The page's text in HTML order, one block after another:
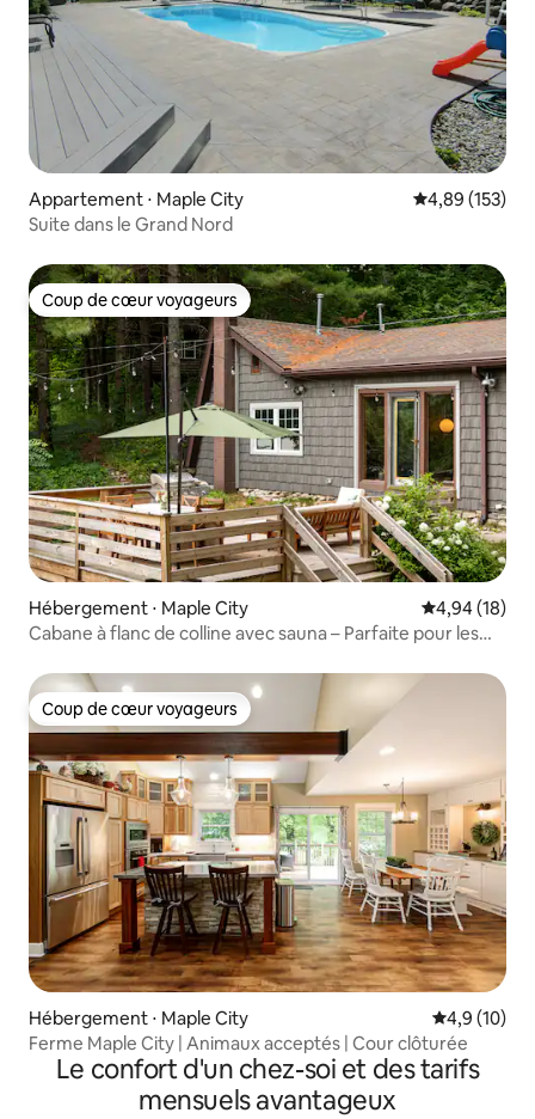
Appartement ⋅ Maple City Évaluation
4,89 (153)
Suite dans le Grand Nord
Coup de cœur voyageurs
Coup de cœur voyageurs
Hébergement ⋅ Maple City Évaluation
4,94 (18)
Cabane à flanc de colline avec sauna – Parfaite pour les
Coup de cœur voyageurs
Coup de cœur voyageurs
Hébergement ⋅ Maple City Évaluation
4,9 (10)
Ferme Maple City | Animaux acceptés | Cour clôturée
Le confort d'un chez-soi et des tarifs
mensuels avantageux